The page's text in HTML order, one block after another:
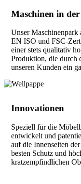
Maschinen in
Unser
EN ISO und FSC-
einer stets qualitativ
Produktion, die durch
unseren Kunden ein
Innovationen
Speziell für die
entwickelt und
auf die Innenseiten
besten Schutz und
kratzempfindlichen